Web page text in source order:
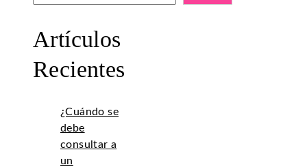
Artículos
Recientes
¿Cuándo se
debe
consultar a
un